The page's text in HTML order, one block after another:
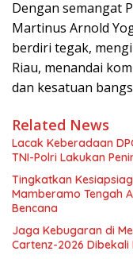
Dengan semangat
Martinus Arnold
berdiri tegak,
Riau, menandai
dan kesatuan
Related News
Lacak Keberadaan
TNI-Polri Lakukan
Tingkatkan
Mamberamo Tengah
Bencana
Jaga Kebugaran di
Cartenz-2026 Dibekali